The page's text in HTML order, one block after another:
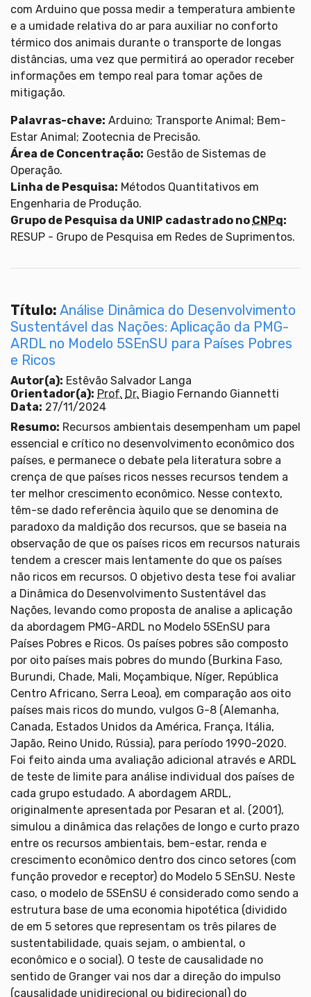
com Arduino que possa medir a temperatura ambiente
e a umidade relativa do ar para auxiliar no conforto
térmico dos animais durante o transporte de longas
distâncias, uma vez que permitirá ao operador receber
informações em tempo real para tomar ações de
mitigação.
Palavras-chave: Arduino; Transporte Animal; Bem-
Estar Animal; Zootecnia de Precisão.
Área de Concentração: Gestão de Sistemas de
Operação.
Linha de Pesquisa: Métodos Quantitativos em
Engenharia de Produção.
Grupo de Pesquisa da UNIP cadastrado no CNPq:
RESUP - Grupo de Pesquisa em Redes de Suprimentos.
Título: Análise Dinâmica do Desenvolvimento
Sustentável das Nações: Aplicação da PMG-
ARDL no Modelo 5SEnSU para Países Pobres
e Ricos
Autor(a): Estêvão Salvador Langa
Orientador(a): Prof. Dr. Biagio Fernando Giannetti
Data: 27/11/2024
Resumo: Recursos ambientais desempenham um papel
essencial e crítico no desenvolvimento econômico dos
países, e permanece o debate pela literatura sobre a
crença de que países ricos nesses recursos tendem a
ter melhor crescimento econômico. Nesse contexto,
têm-se dado referência àquilo que se denomina de
paradoxo da maldição dos recursos, que se baseia na
observação de que os países ricos em recursos naturais
tendem a crescer mais lentamente do que os países
não ricos em recursos. O objetivo desta tese foi avaliar
a Dinâmica do Desenvolvimento Sustentável das
Nações, levando como proposta de analise a aplicação
da abordagem PMG-ARDL no Modelo 5SEnSU para
Países Pobres e Ricos. Os países pobres são composto
por oito países mais pobres do mundo (Burkina Faso,
Burundi, Chade, Mali, Moçambique, Níger, República
Centro Africano, Serra Leoa), em comparação aos oito
países mais ricos do mundo, vulgos G-8 (Alemanha,
Canada, Estados Unidos da América, França, Itália,
Japão, Reino Unido, Rússia), para período 1990-2020.
Foi feito ainda uma avaliação adicional através e ARDL
de teste de limite para análise individual dos países de
cada grupo estudado. A abordagem ARDL,
originalmente apresentada por Pesaran et al. (2001),
simulou a dinâmica das relações de longo e curto prazo
entre os recursos ambientais, bem-estar, renda e
crescimento econômico dentro dos cinco setores (com
função provedor e receptor) do Modelo 5 SEnSU. Neste
caso, o modelo de 5SEnSU é considerado como sendo a
estrutura base de uma economia hipotética (dividido
de em 5 setores que representam os três pilares de
sustentabilidade, quais sejam, o ambiental, o
econômico e o social). O teste de causalidade no
sentido de Granger vai nos dar a direção do impulso
(causalidade unidirecional ou bidirecional) do